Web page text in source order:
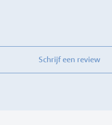
Schrijf een review